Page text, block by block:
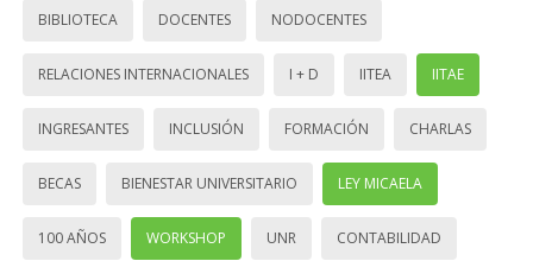
BIBLIOTECA DOCENTES NODOCENTES
RELACIONES INTERNACIONALES I + D IITEA IITAE
INGRESANTES INCLUSIÓN FORMACIÓN CHARLAS
BECAS BIENESTAR UNIVERSITARIO LEY MICAELA
100 AÑOS WORKSHOP UNR CONTABILIDAD